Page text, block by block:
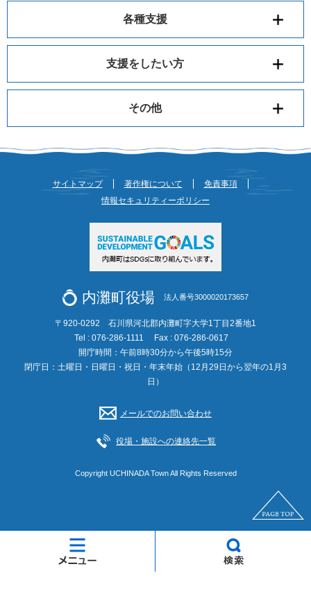
各種支援
支援をしたい方
その他
サイトマップ 著作権について
免責事項
情報セキュリティーポリシー
内灘町役場 法人番号3000020173657
〒920-0292 石川県河北郡内灘町字大学1丁目2番地1
Tel : 076-286-1111
Fax : 076-286-0617
開庁時間：午前8時30分から午後5時15分
閉庁日：土曜日・日曜日・祝日・年末年始（12月29日から翌年の1月3
日）
メールでのお問い合わせ
役場・施設への連絡先一覧
Copyright UCHINADA Town All Rights Reserved